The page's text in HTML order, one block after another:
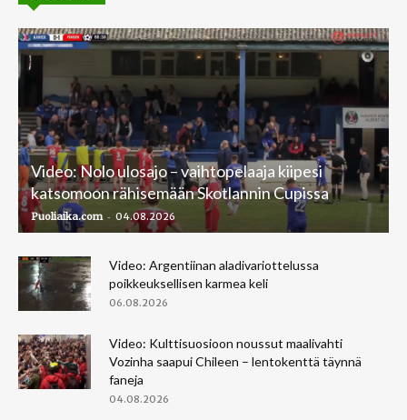
Video: Nolo ulosajo – vaihtopelaaja kiipesi
katsomoon rähisemään Skotlannin Cupissa
Puoliaika.com - 04.08.2026
Video: Argentiinan aladivariottelussa
poikkeuksellisen karmea keli
06.08.2026
Video: Kulttisuosioon noussut maalivahti
Vozinha saapui Chileen – lentokenttä täynnä
faneja
04.08.2026